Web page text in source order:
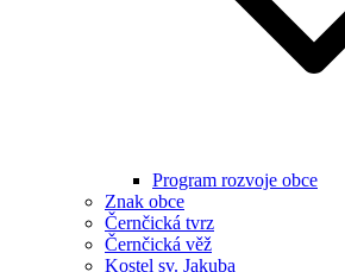
Program rozvoje obce
Znak obce
Černčická tvrz
Černčická věž
Kostel sv. Jakuba